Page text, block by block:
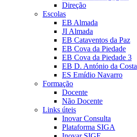
Direção
Escolas
EB Almada
JI Almada
EB Cataventos da Paz
EB Cova da Piedade
EB Cova da Piedade 3
EB D. António da Costa
ES Emídio Navarro
Formação
Docente
Não Docente
Links úteis
Inovar Consulta
Plataforma SIGA